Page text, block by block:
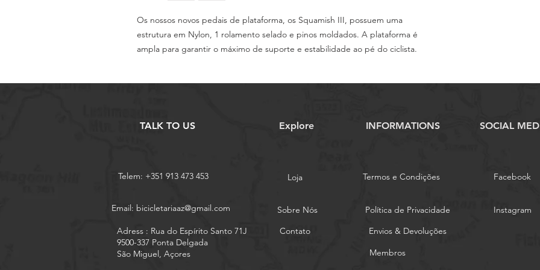
Os nossos novos pedais de plataforma, os Squamish III, possuem uma
estrutura em Nylon, 1 rolamento selado e pinos moldados. A plataforma é
ampla para garantir o máximo de suporte e estabilidade ao pé do ciclista.
TALK TO US Explore INFORMATIONS SOCIAL
Telem: +351 913 473 453 Loja Termos e Condições Facebook
Email: bicicletariaaz@gmail.com
Sobre Nós
Contato
Adress : Rua do Espírito Santo 71J
9500-337 Ponta Delgada
São Miguel, Açores
Política de Privacidade
Instagram
Envios & Devoluções
Membros